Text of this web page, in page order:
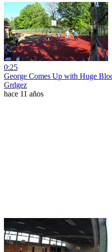
0:25
George Comes Up with Huge
Grdgez
hace 11 años